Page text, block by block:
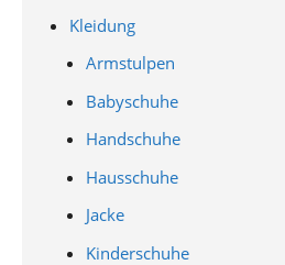
Kleidung
Armstulpen
Babyschuhe
Handschuhe
Hausschuhe
Jacke
Kinderschuhe